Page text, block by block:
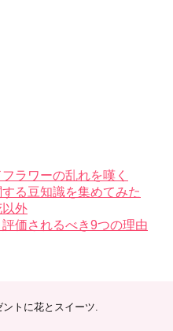
ラワーの乱れを嘆く
る豆知識を集めてみた
以外
価されるべき9つの理由
トに花とスイーツ.